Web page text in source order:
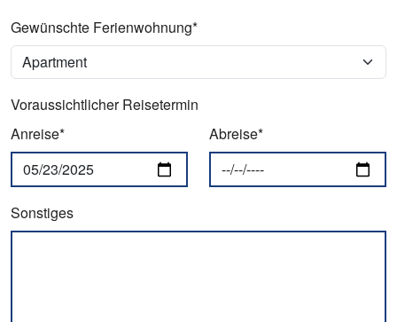
Gewünschte Ferienwohnung*
Voraussichtlicher Reisetermin
Anreise*
Abreise*
Sonstiges